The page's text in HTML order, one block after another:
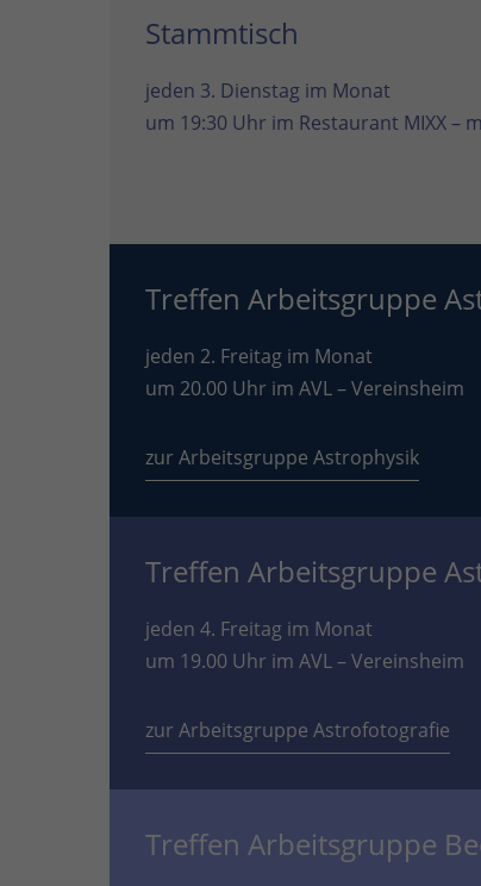
Stammtisch
jeden 3. Dienstag im Monat
um 19:30 Uhr im Restaurant MIXX –
Treffen Arbeitsgruppe
jeden 2. Freitag im Monat
um 20.00 Uhr im AVL – Vereinsheim
zur Arbeitsgruppe Astrophysik
Treffen Arbeitsgruppe
jeden 4. Freitag im Monat
um 19.00 Uhr im AVL – Vereinsheim
zur Arbeitsgruppe Astrofotografie
Treffen Arbeitsgruppe